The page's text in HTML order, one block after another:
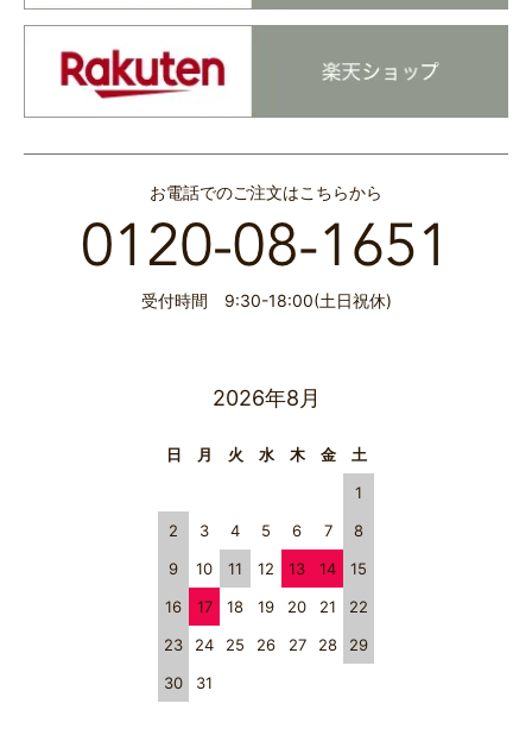
お電話でのご注文はこちらから
受付時間 9:30-18:00(土日祝休)
2026年8月
日 月 火 水 木 金
土
1
2
3 4 5 6 7
8
9
10 11 12 13 14
15
16
17 18 19 20 21
22
23
24 25 26 27 28
29
30
31